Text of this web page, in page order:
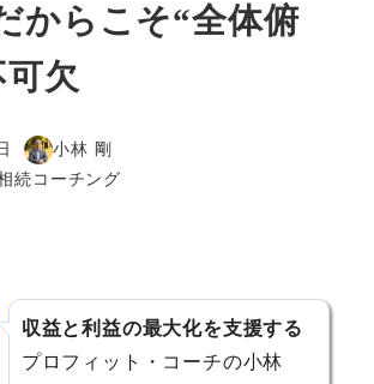
からこそ“全体俯
欠
著
者
小林 剛
続コーチング
収益と利益の最大化を支援する
プロフィット・コーチの小林